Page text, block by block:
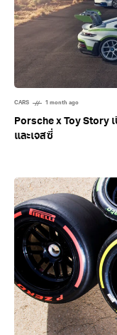
CARS 1 month ago
Porsche x Toy Story
และเจสซี่